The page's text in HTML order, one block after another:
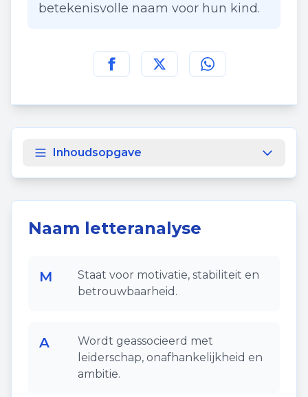
betekenisvolle naam voor hun kind.
Deel deze pagina op
Deel deze pagina op
Deel deze pagina
Inhoudsopgave
Naam letteranalyse
M
Staat voor motivatie, stabiliteit en
betrouwbaarheid.
A
Wordt geassocieerd met
leiderschap, onafhankelijkheid en
ambitie.